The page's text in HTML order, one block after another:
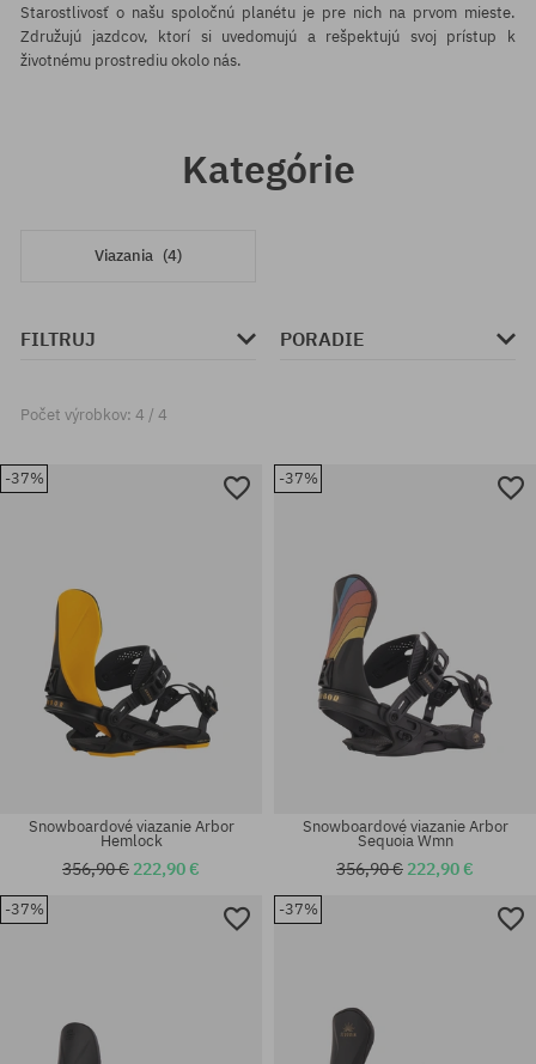
Starostlivosť o našu spoločnú planétu je pre nich na prvom mieste.
Združujú jazdcov, ktorí si uvedomujú a rešpektujú svoj prístup k
životnému prostrediu okolo nás.
Kategórie
Viazania (4)
FILTRUJ PORADIE
Počet výrobkov: 4 / 4
-37%
Snowboardové viazanie Arbor
Hemlock
356,90 € 222,90 €
-37%
Snowboardové viazanie Arbor
Sequoia Wmn
356,90 € 222,90 €
-37% -37%